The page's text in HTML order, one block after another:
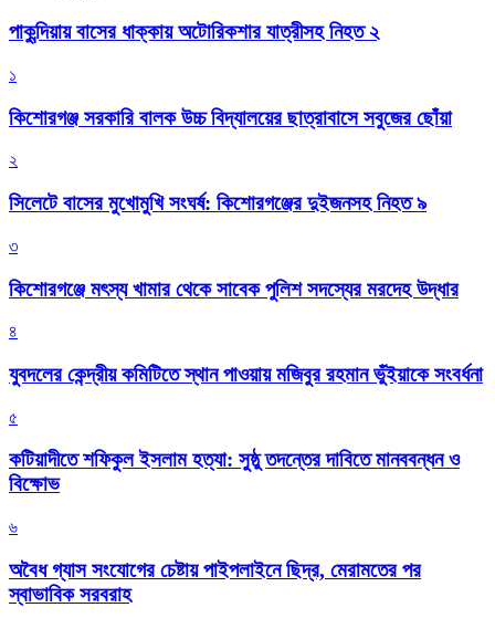
পাকুন্দিয়ায় বাসের ধাক্কায় অটোরিকশার যাত্রীসহ নিহত ২
১
কিশোরগঞ্জ সরকারি বালক উচ্চ বিদ্যালয়ের ছাত্রাবাসে সবুজের ছোঁয়া
২
সিলেটে বাসের মুখোমুখি সংঘর্ষ: কিশোরগঞ্জের দুইজনসহ নিহত ৯
৩
কিশোরগঞ্জে মৎস্য খামার থেকে সাবেক পুলিশ সদস্যের মরদেহ উদ্ধার
৪
যুবদলের কেন্দ্রীয় কমিটিতে স্থান পাওয়ায় মজিবুর রহমান ভুঁইয়াকে সংবর্ধনা
৫
কটিয়াদীতে শফিকুল ইসলাম হত্যা: সুষ্ঠু তদন্তের দাবিতে মানববন্ধন ও
বিক্ষোভ
৬
অবৈধ গ্যাস সংযোগের চেষ্টায় পাইপলাইনে ছিদ্র, মেরামতের পর
স্বাভাবিক সরবরাহ